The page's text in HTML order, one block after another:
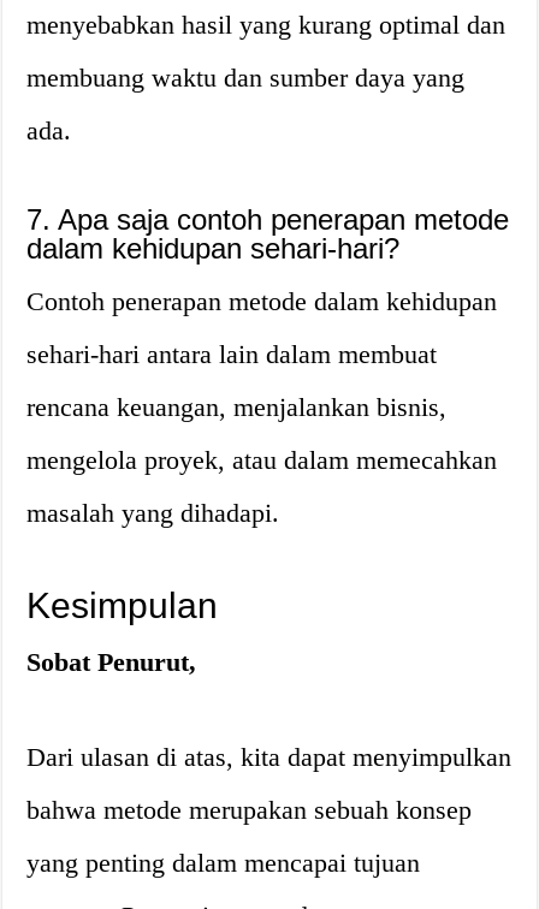
menyebabkan hasil yang kurang optimal dan
membuang waktu dan sumber daya yang
ada.
7. Apa saja contoh penerapan metode
dalam kehidupan sehari-hari?
Contoh penerapan metode dalam kehidupan
sehari-hari antara lain dalam membuat
rencana keuangan, menjalankan bisnis,
mengelola proyek, atau dalam memecahkan
masalah yang dihadapi.
Kesimpulan
Sobat Penurut,
Dari ulasan di atas, kita dapat menyimpulkan
bahwa metode merupakan sebuah konsep
yang penting dalam mencapai tujuan